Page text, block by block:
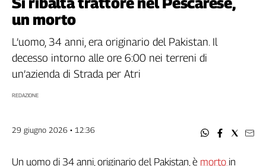
Filcams
Filctem
Fillea
Filt
Fiom
Flai
Fp
Slc
un morto
L’uomo, 34 anni, era originario del Pakistan. Il
decesso intorno alle ore 6:00 nei terreni di
un’azienda di Strada per Atri
REDAZIONE
29 giugno 2026 • 12:36
Un uomo di 34 anni, originario del Pakistan, è morto in